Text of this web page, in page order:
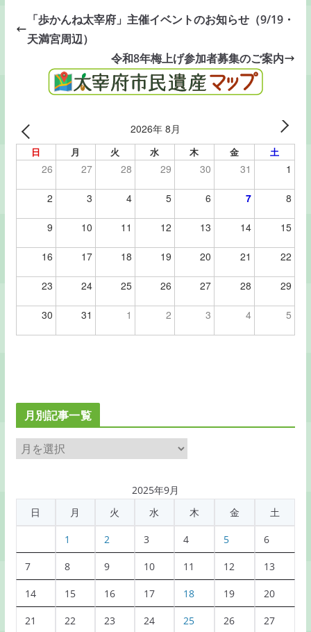
「歩かんね太宰府」主催イベントのお知らせ（9/19・
天満宮周辺）
令和8年梅上げ参加者募集のご案内
2026年 8月
日 月 火 水 木 金 土
26 27 28 29 30 31 1
2 3 4 5 6 7 8
9 10 11 12 13 14 15
16 17 18 19 20 21 22
23 24 25 26 27 28 29
30 31 1 2 3 4 5
月別記事一覧
月
事
2025年9月
日
月 火 水 木 金 土
1 2 3 4 5 6
7 8 9 10 11 12 13
14 15 16 17 18 19 20
21 22 23 24 25 26 27